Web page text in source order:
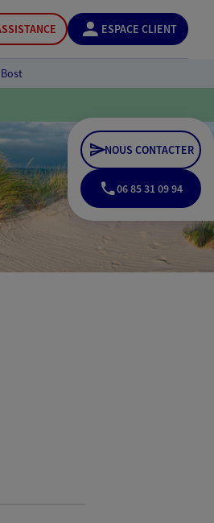
ESPACE CLIENT
NOUS CONTACTER
06 85 31 09 94